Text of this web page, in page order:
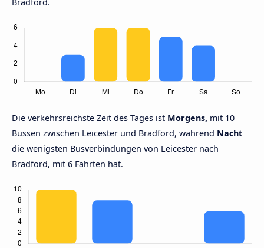
Die verkehrsreichste Zeit des Tages ist Morgens, mit 10
Bussen zwischen Leicester und Bradford, während Nacht
die wenigsten Busverbindungen von Leicester nach
Bradford, mit 6 Fahrten hat.